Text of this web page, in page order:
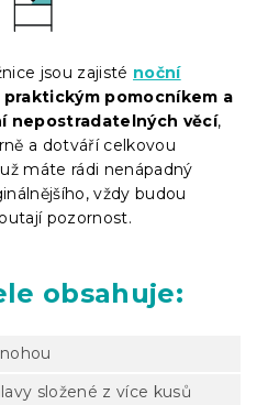
jsou zajisté noční
praktickým pomocníkem a
nepostradatelných věcí,
a dotváří celkovou
máte rádi nenápadný
vždy budou
pozornost.
obsahuje:
složené z více kusů